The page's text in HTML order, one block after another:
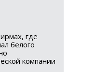
где
белого
компании